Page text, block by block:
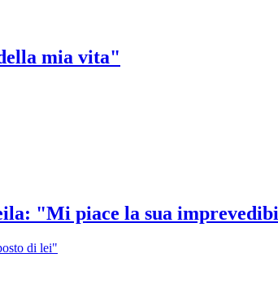
mia vita"
"Mi piace la sua
di lei"